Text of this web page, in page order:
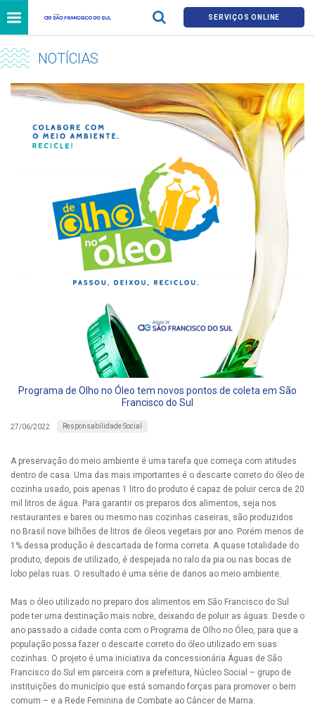
SERVIÇOS ONLINE
NOTÍCIAS
Programa de Olho no Óleo tem novos pontos de coleta em São
Francisco do Sul
27/06/2022 Responsabilidade Social
A preservação do meio ambiente é uma tarefa que começa com atitudes
dentro de casa. Uma das mais importantes é o descarte correto do óleo de
cozinha usado, pois apenas 1 litro do produto é capaz de poluir cerca de 20
mil litros de água. Para garantir os preparos dos alimentos, seja nos
restaurantes e bares ou mesmo nas cozinhas caseiras, são produzidos
no Brasil nove bilhões de litros de óleos vegetais por ano. Porém menos de
1% dessa produção é descartada de forma correta. A quase totalidade do
produto, depois de utilizado, é despejada no ralo da pia ou nas bocas de
lobo pelas ruas. O resultado é uma série de danos ao meio ambiente.
Mas o óleo utilizado no preparo dos alimentos em São Francisco do Sul
pode ter uma destinação mais nobre, deixando de poluir as águas. Desde o
ano passado a cidade conta com o Programa de Olho no Óleo, para que a
população possa fazer o descarte correto do óleo utilizado em suas
cozinhas. O projeto é uma iniciativa da concessionária Águas de São
Francisco do Sul em parceira com a prefeitura, Núcleo Social – grupo de
instituições do município que está somando forças para promover o bem
comum – e a Rede Feminina de Combate ao Câncer de Mama.